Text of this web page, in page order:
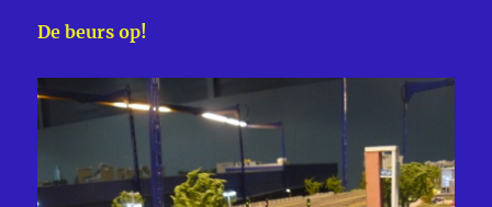
De beurs op!